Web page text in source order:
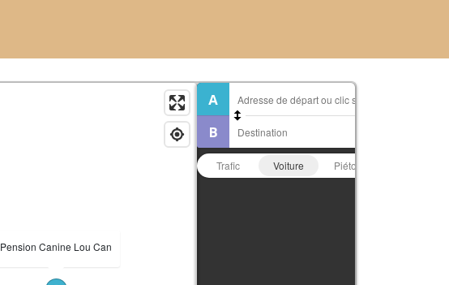
Pension Canine Lou Can
Trafic Voiture Piéton